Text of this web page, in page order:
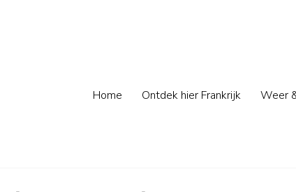
Home Ontdek hier Frankrijk Weer